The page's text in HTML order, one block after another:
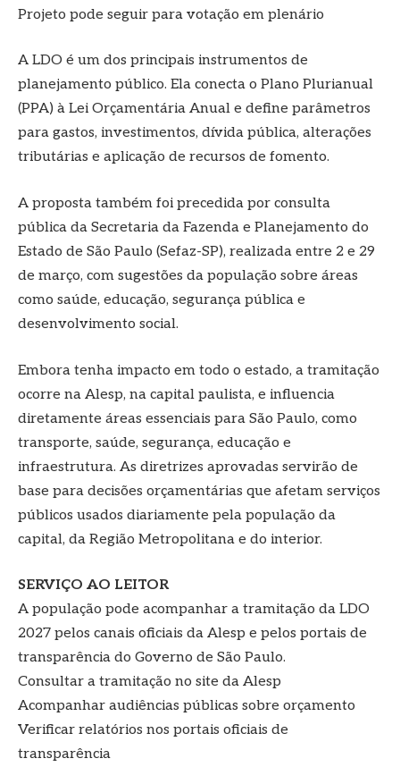
Projeto pode seguir para votação em plenário
A LDO é um dos principais instrumentos de
planejamento público. Ela conecta o Plano Plurianual
(PPA) à Lei Orçamentária Anual e define parâmetros
para gastos, investimentos, dívida pública, alterações
tributárias e aplicação de recursos de fomento.
A proposta também foi precedida por consulta
pública da Secretaria da Fazenda e Planejamento do
Estado de São Paulo (Sefaz-SP), realizada entre 2 e 29
de março, com sugestões da população sobre áreas
como saúde, educação, segurança pública e
desenvolvimento social.
Embora tenha impacto em todo o estado, a tramitação
ocorre na Alesp, na capital paulista, e influencia
diretamente áreas essenciais para São Paulo, como
transporte, saúde, segurança, educação e
infraestrutura. As diretrizes aprovadas servirão de
base para decisões orçamentárias que afetam serviços
públicos usados diariamente pela população da
capital, da Região Metropolitana e do interior.
SERVIÇO AO LEITOR
A população pode acompanhar a tramitação da LDO
2027 pelos canais oficiais da Alesp e pelos portais de
transparência do Governo de São Paulo.
Consultar a tramitação no site da Alesp
Acompanhar audiências públicas sobre orçamento
Verificar relatórios nos portais oficiais de
transparência